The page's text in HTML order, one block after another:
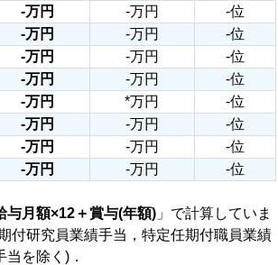
-万円 -万円 -位
-万円 -万円 -位
-万円 -万円 -位
-万円 -万円 -位
-万円 *万円 -位
-万円 -万円 -位
-万円 -万円 -位
-万円 -万円 -位
与月額×12＋賞与(年額) 」で計算していま
付研究員業績手当，特定任期付職員業績
を除く)．